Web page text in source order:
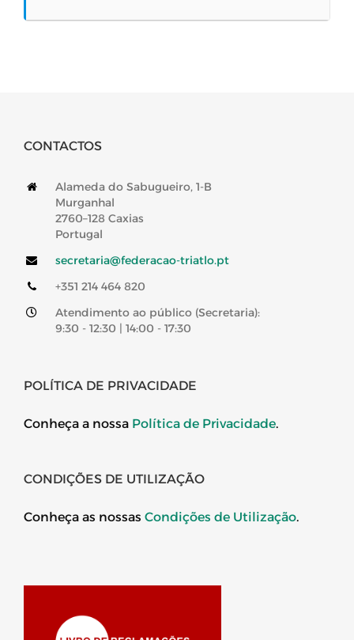
CONTACTOS
Alameda do Sabugueiro, 1-B
Murganhal
2760–128 Caxias
Portugal
secretaria@federacao-triatlo.pt
+351 214 464 820
Atendimento ao público (Secretaria):
9:30 - 12:30 | 14:00 - 17:30
POLÍTICA DE PRIVACIDADE
Conheça a nossa Política de Privacidade.
CONDIÇÕES DE UTILIZAÇÃO
Conheça as nossas Condições de Utilização.